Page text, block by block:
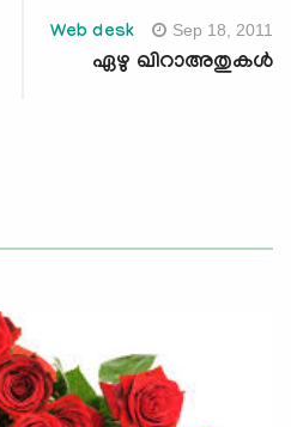
Web desk Sep 18, 2011
ഏഴു ഖിറാഅതുകള്‍